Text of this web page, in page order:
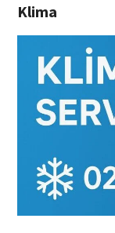
Klima